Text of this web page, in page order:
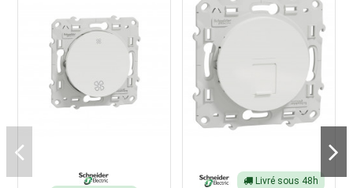
Livré sous 48h